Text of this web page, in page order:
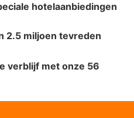
hotelaanbiedingen
2.5 miljoen tevreden
verblijf met onze 56